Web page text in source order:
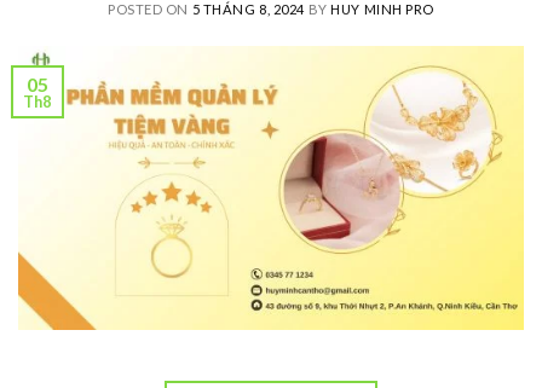
POSTED ON 5 THÁNG 8, 2024 BYHUY MINH PRO
05
Th8